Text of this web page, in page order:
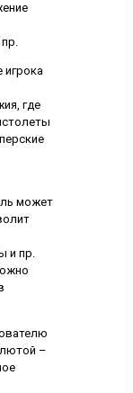
где
может
и пр.
–